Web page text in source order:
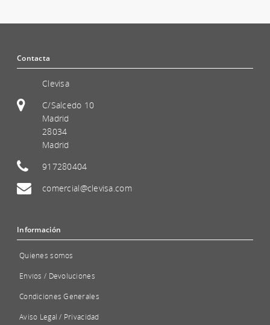
Contacta
Clevisa
C/Salcedo 10
Madrid
28034
Madrid
917280404
comercial@clevisa.com
Información
Quienes somos
Envíos / Devoluciones
Condiciones Generales
Aviso Legal / Privacidad